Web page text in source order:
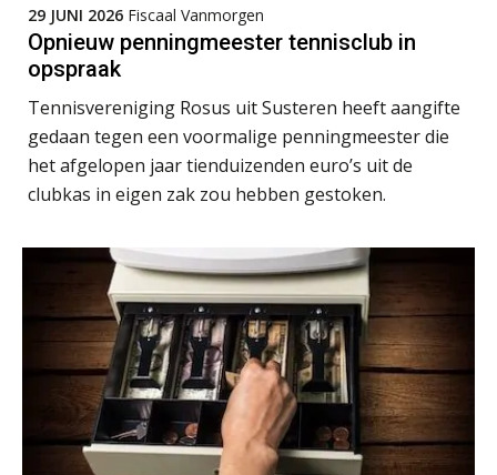
29 JUNI 2026 Fiscaal Vanmorgen
Opnieuw penningmeester tennisclub in
opspraak
Tennisvereniging Rosus uit Susteren heeft aangifte
gedaan tegen een voormalige penningmeester die
het afgelopen jaar tienduizenden euro’s uit de
clubkas in eigen zak zou hebben gestoken.
Jan van Wijngaarden
René van der Paardt